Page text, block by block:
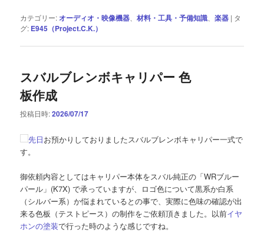
カテゴリー: オーディオ・映像機器 、材料・工具・予備知識 、楽器 | タ
グ: E945（Project.C.K.）
スバルブレンボキャリパー 色
板作成
投稿日時:2026/07/17
先日お預かりしておりましたスバルブレンボキャリパー一式で
す。
御依頼内容としてはキャリパー本体をスバル純正の「WRブルー
パール」(K7X) で承っていますが、ロゴ色について黒系か白系
（シルバー系）か悩まれているとの事で、実際に色味の確認が出
来る色板（テストピース）の制作をご依頼頂きました。以前イヤ
ホンの塗装で行った時のような感じですね。